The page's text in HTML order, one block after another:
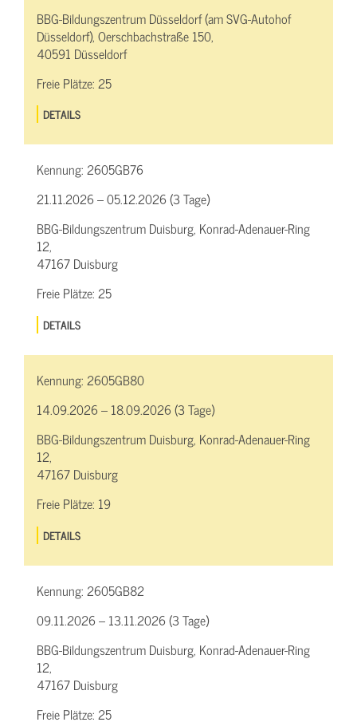
BBG-Bildungszentrum Düsseldorf (am SVG-Autohof
Düsseldorf), Oerschbachstraße 150,
40591 Düsseldorf
Freie Plätze:25
DETAILS
Kennung:2605GB76
21.11.2026 – 05.12.2026 (3 Tage)
BBG-Bildungszentrum Duisburg, Konrad-Adenauer-Ring
12,
47167 Duisburg
Freie Plätze:25
DETAILS
Kennung:2605GB80
14.09.2026 – 18.09.2026 (3 Tage)
BBG-Bildungszentrum Duisburg, Konrad-Adenauer-Ring
12,
47167 Duisburg
Freie Plätze: 19
DETAILS
Kennung:2605GB82
09.11.2026 – 13.11.2026 (3 Tage)
BBG-Bildungszentrum Duisburg, Konrad-Adenauer-Ring
12,
47167 Duisburg
Freie Plätze:25